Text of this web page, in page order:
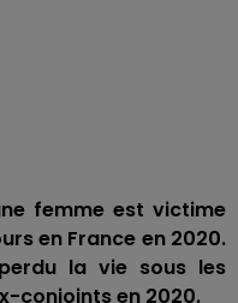
femme est victime
en France en 2020.
la vie sous les
conjoints en 2020.